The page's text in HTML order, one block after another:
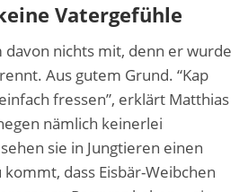
Vatergefühle
davon nichts mit, denn er wurde
Aus gutem Grund. “Kap
fressen”, erklärt Matthias
nämlich keinerlei
sie in Jungtieren einen
dass Eisbär-Weibchen